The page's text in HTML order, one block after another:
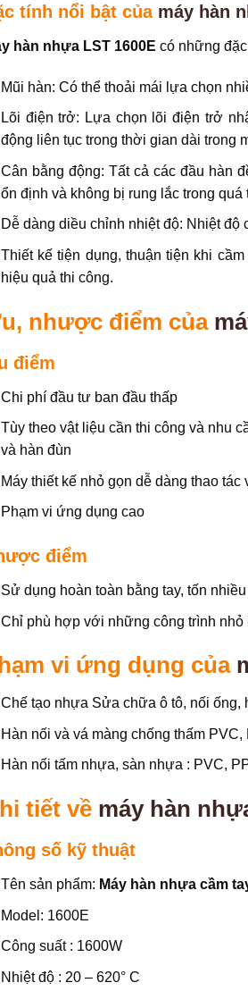
tính nổi bật của máy hàn
hàn nhựa LST 1600E có những
Mũi hàn: Có thể thoải mái lựa chọn
Lõi điện trở: Lựa chọn lõi điện trở
động liên tục trong thời gian dài trong
Cân bằng động: Tất cả các đầu hàn
ổn định và không bị rung lắc trong quá
Dễ dàng diều chỉnh nhiệt độ: Nhiệt
Thiết kế tiện dụng, thuận tiện khi
hiệu quả thi công.
nhược điểm của
điểm
Chi phí đầu tư ban đầu thấp
Tùy theo vật liệu cần thi công và nhu
và hàn đùn
Máy thiết kế nhỏ gọn dễ dàng thao tác
Phạm vi ứng dụng cao
điểm
Sử dụng hoàn toàn bằng tay, tốn
Chỉ phù hợp với những công trình
vi ứng dụng của
Chế tạo nhựa Sửa chữa ô tô, nối ống,
Hàn nối và vá màng chống thấm PVC,
Hàn nối tấm nhựa, sàn nhựa : PVC,
tiết về máy hàn
số kỹ thuật
Tên sản phẩm: Máy hàn nhựa cầm
Model: 1600E
Công suất : 1600W
Nhiệt độ : 20 – 620° C